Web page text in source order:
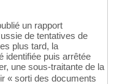
un rapport
de tentatives de
plus tard, la
identifiée puis arrêtée
une sous-traitante de la
« sorti des documents